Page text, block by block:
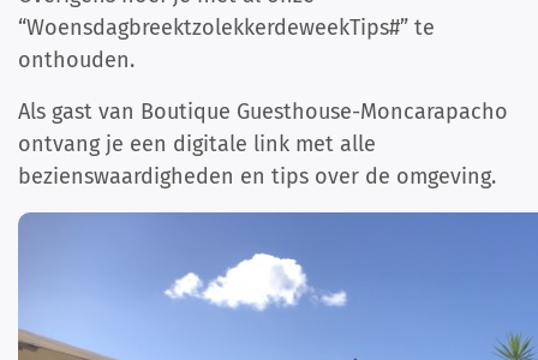
“WoensdagbreektzolekkerdeweekTips#” te
onthouden.
Als gast van Boutique Guesthouse-Moncarapacho
ontvang je een digitale link met alle
bezienswaardigheden en tips over de omgeving.